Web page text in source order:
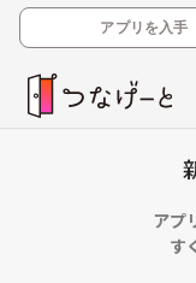
アプリを入手
アプ
す